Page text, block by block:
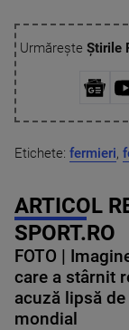
Urmărește Știrile
Etichete: fermieri,
ARTICOL
SPORT.RO
FOTO |
care a stârnit
acuză lipsă
mondial